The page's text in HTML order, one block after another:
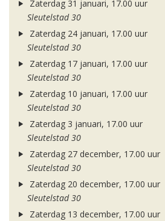
Zaterdag 31 januari, 17.00 uur
Sleutelstad 30
Zaterdag 24 januari, 17.00 uur
Sleutelstad 30
Zaterdag 17 januari, 17.00 uur
Sleutelstad 30
Zaterdag 10 januari, 17.00 uur
Sleutelstad 30
Zaterdag 3 januari, 17.00 uur
Sleutelstad 30
Zaterdag 27 december, 17.00 uur
Sleutelstad 30
Zaterdag 20 december, 17.00 uur
Sleutelstad 30
Zaterdag 13 december, 17.00 uur